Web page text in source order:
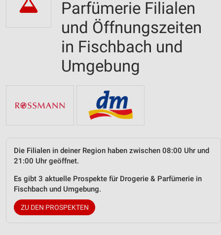
Parfümerie Filialen
und Öffnungszeiten
in Fischbach und
Umgebung
Die Filialen in deiner Region haben zwischen 08:00 Uhr und
21:00 Uhr geöffnet.
Es gibt 3 aktuelle Prospekte für Drogerie & Parfümerie in
Fischbach und Umgebung.
ZU DEN PROSPEKTEN